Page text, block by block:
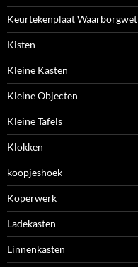
Keurtekenplaat Waarborgwet
Kisten
Kleine Kasten
Kleine Objecten
Kleine Tafels
Klokken
koopjeshoek
Koperwerk
Ladekasten
Linnenkasten